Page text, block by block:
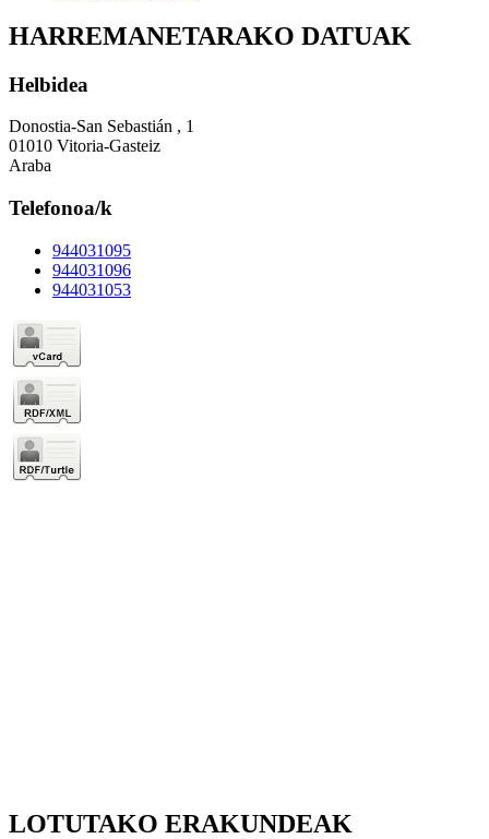
HARREMANETARAKO DATUAK
Helbidea
Donostia-San Sebastián , 1
01010 Vitoria-Gasteiz
Araba
Telefonoa/k
944031095
944031096
944031053
LOTUTAKO ERAKUNDEAK